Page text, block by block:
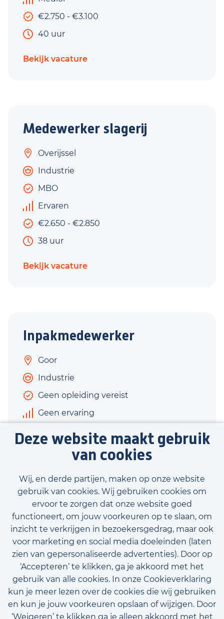
Deze website maakt gebruik
van cookies
Wij, en derde partijen, maken op onze website
gebruik van cookies. Wij gebruiken cookies om
ervoor te zorgen dat onze website goed
functioneert, om jouw voorkeuren op te slaan, om
inzicht te verkrijgen in bezoekersgedrag, maar ook
voor marketing en social media doeleinden (laten
zien van gepersonaliseerde advertenties). Door op
‘Accepteren’ te klikken, ga je akkoord met het
gebruik van alle cookies. In onze Cookieverklaring
kun je meer lezen over de cookies die wij gebruiken
en kun je jouw voorkeuren opslaan of wijzigen. Door
‘Weigeren’ te klikken ga je alleen akkoord met het
€2.750 - €3.100
40 uur
Bekijk vacature
Medewerker slagerij
Overijssel
Industrie
MBO
Ervaren
€2.650 - €2.850
38 uur
Bekijk vacature
Inpakmedewerker
Goor
Industrie
Geen opleiding vereist
Geen ervaring
€2.600 - €2.900
Bekijk vacature
Bekijk onze beschikbare vacatures